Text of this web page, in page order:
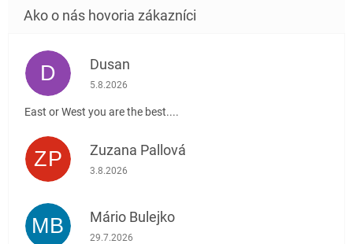
D Dusan
Hodnotenie obchodu je 5 z 5 hviezdičiek.
5.8.2026
East or West you are the best....
ZP Zuzana Pallová
Hodnotenie obchodu je 5 z 5 hviezdičiek.
3.8.2026
MB Mário Bulejko
Hodnotenie obchodu je 5 z 5 hviezdičiek.
29.7.2026